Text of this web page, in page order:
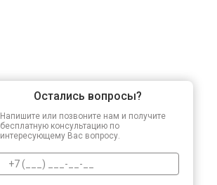
Остались вопросы?
Напишите или позвоните нам и получите
бесплатную консультацию по
интересующему Вас вопросу.